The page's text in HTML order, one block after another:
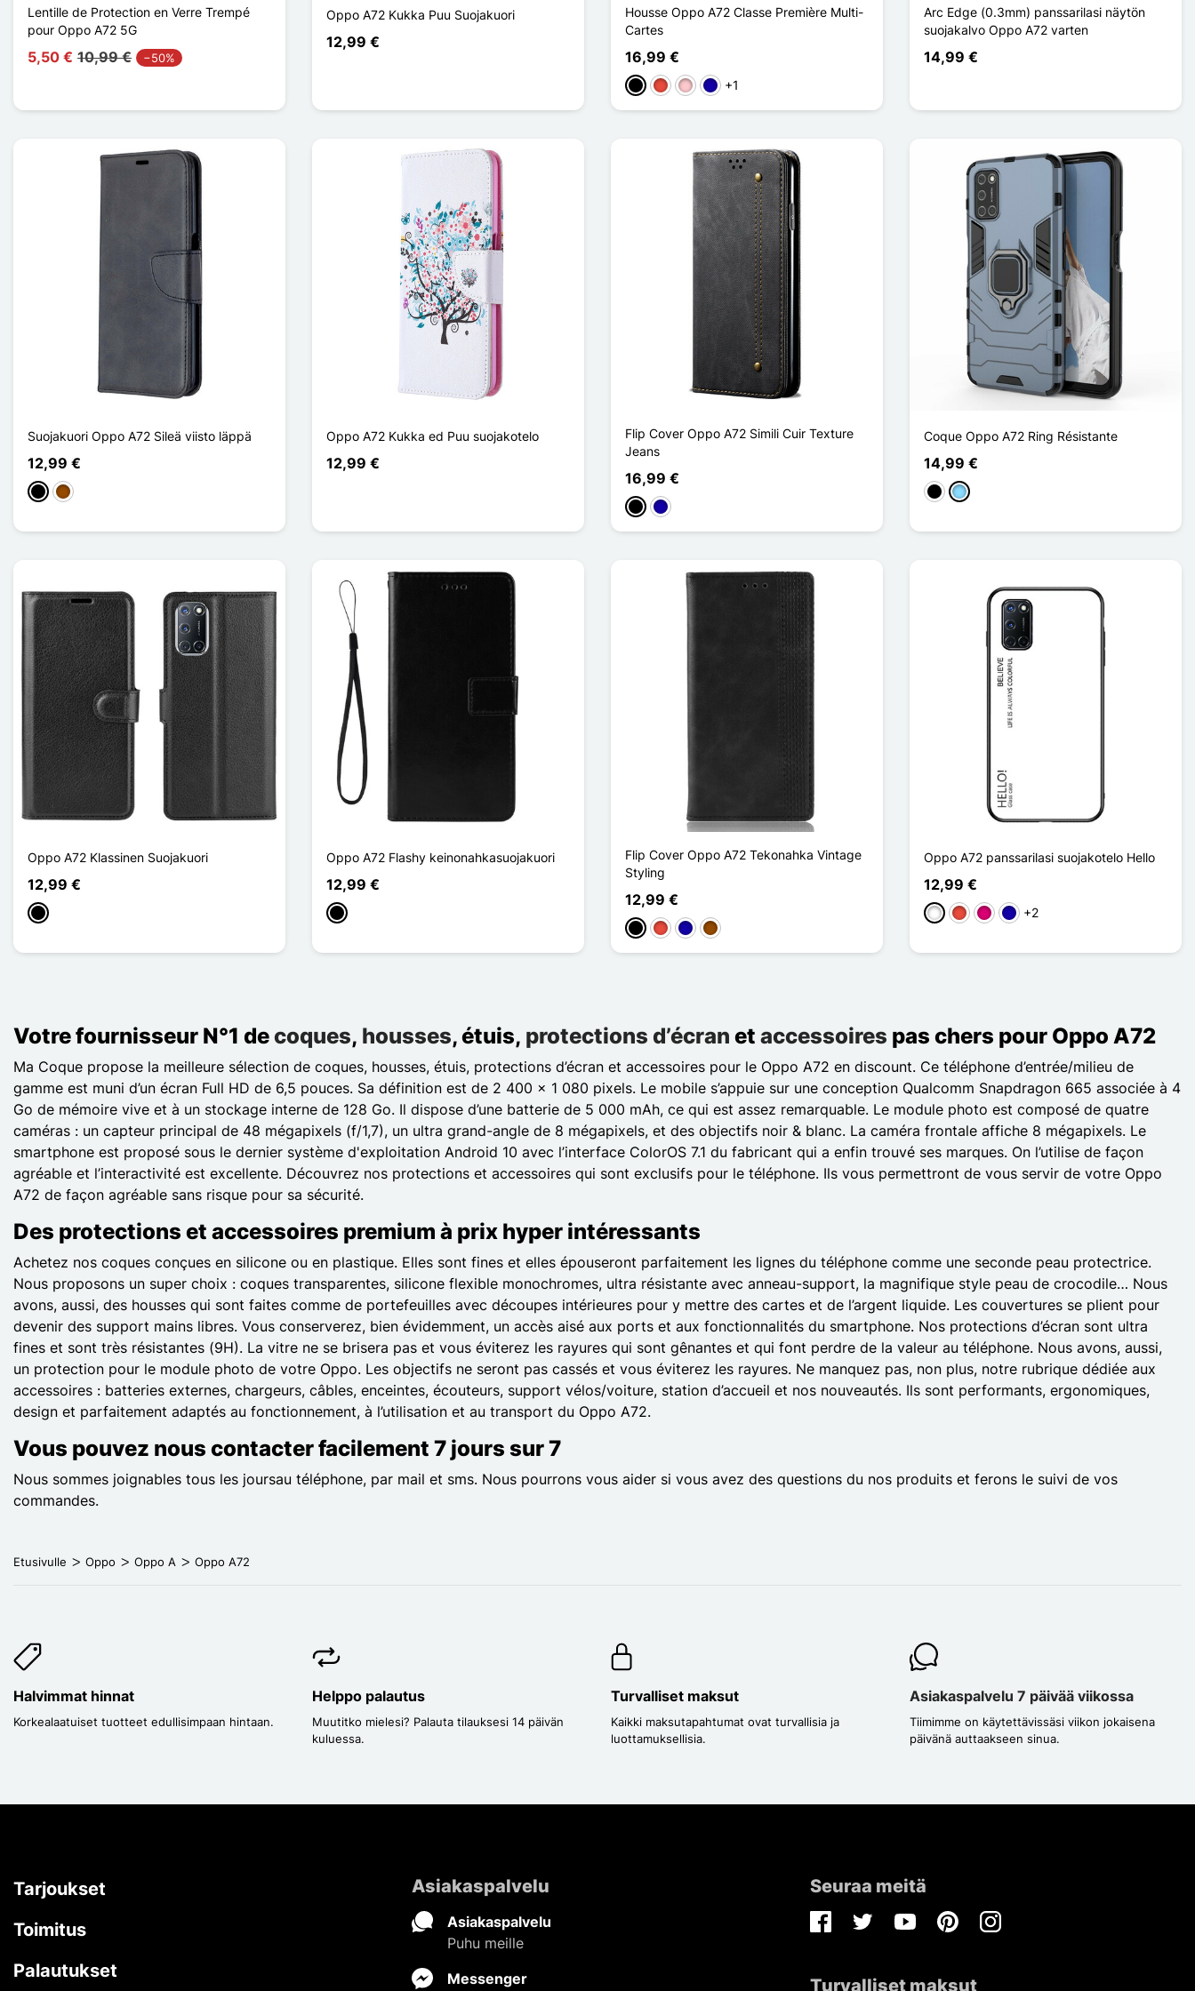
Lentille de Protection en Verre Trempé
pour Oppo A72 5G
5,50 € 10,99 € −50%
Oppo A72 Kukka Puu Suojakuori
12,99 €
Housse Oppo A72 Classe Première Multi-
Cartes
16,99 €
MustaPunainen
PinkkiBleu Foncé
+1
Arc Edge (0.3mm) panssarilasi näytön
suojakalvo Oppo A72 varten
14,99 €
Suojakuori Oppo A72 Sileä viisto läppä
12,99 €
MustaRuskea
Oppo A72 Kukka ed Puu suojakotelo
12,99 €
Flip Cover Oppo A72 Simili Cuir Texture
Jeans
16,99 €
MustaBleu Foncé
Coque Oppo A72 Ring Résistante
14,99 €
MustaBleu Clair
Oppo A72 Klassinen Suojakuori
12,99 €
Musta
Oppo A72 Flashy keinonahkasuojakuori
12,99 €
Musta
Flip Cover Oppo A72 Tekonahka Vintage
Styling
12,99 €
MustaPunainenBleu Foncé
Ruskea
Oppo A72 panssarilasi suojakotelo Hello
12,99 €
Valkoinen
Punainen
MagentaBleu Foncé
+2
Votre fournisseur N°1 decoques, housses, étuis, protections d’écran et accessoires pas chers pour Oppo A72
Ma Coque propose la meilleure sélection de coques, housses, étuis, protections d’écran et accessoires pour le Oppo A72 en discount. Ce téléphone d’entrée/milieu de
gamme est muni d’un écran Full HD de 6,5 pouces. Sa définition est de 2 400 x 1 080 pixels. Le mobile s’appuie sur une conception Qualcomm Snapdragon 665 associée à 4
Go de mémoire vive et à un stockage interne de 128 Go. Il dispose d’une batterie de 5 000 mAh, ce qui est assez remarquable. Le module photo est composé de quatre
caméras : un capteur principal de 48 mégapixels (f/1,7), un ultra grand-angle de 8 mégapixels, et des objectifs noir & blanc. La caméra frontale affiche 8 mégapixels. Le
smartphone est proposé sous le dernier système d'exploitation Android 10 avec l’interface ColorOS 7.1 du fabricant qui a enfin trouvé ses marques. On l’utilise de façon
agréable et l’interactivité est excellente. Découvrez nos protections et accessoires qui sont exclusifs pour le téléphone. Ils vous permettront de vous servir de votre Oppo
A72 de façon agréable sans risque pour sa sécurité.
Des protections et accessoires premium à prix hyper intéressants
Achetez nos coques conçues en silicone ou en plastique. Elles sont fines et elles épouseront parfaitement les lignes du téléphone comme une seconde peau protectrice.
Nous proposons un super choix : coques transparentes, silicone flexible monochromes, ultra résistante avec anneau-support, la magnifique style peau de crocodile… Nous
avons, aussi, des housses qui sont faites comme de portefeuilles avec découpes intérieures pour y mettre des cartes et de l’argent liquide. Les couvertures se plient pour
devenir des support mains libres. Vous conserverez, bien évidemment, un accès aisé aux ports et aux fonctionnalités du smartphone. Nos protections d’écran sont ultra
fines et sont très résistantes (9H). La vitre ne se brisera pas et vous éviterez les rayures qui sont gênantes et qui font perdre de la valeur au téléphone. Nous avons, aussi,
un protection pour le module photo de votre Oppo. Les objectifs ne seront pas cassés et vous éviterez les rayures. Ne manquez pas, non plus, notre rubrique dédiée aux
accessoires : batteries externes, chargeurs, câbles, enceintes, écouteurs, support vélos/voiture, station d’accueil et nos nouveautés. Ils sont performants, ergonomiques,
design et parfaitement adaptés au fonctionnement, à l’utilisation et au transport du Oppo A72.
Vous pouvez nous contacter facilement 7 jours sur 7
Nous sommes joignables tous les joursau téléphone, par mail et sms. Nous pourrons vous aider si vous avez des questions du nos produits et ferons le suivi de vos
commandes.
Etusivulle Oppo Oppo A Oppo A72
Halvimmat hinnat
Korkealaatuiset tuotteet edullisimpaan hintaan.
Helppo palautus
Muutitko mielesi? Palauta tilauksesi 14 päivän
kuluessa.
Turvalliset maksut
Kaikki maksutapahtumat ovat turvallisia ja
luottamuksellisia.
Asiakaspalvelu 7 päivää viikossa
Tiimimme on käytettävissäsi viikon jokaisena
päivänä auttaakseen sinua.
Tarjoukset
Toimitus
Palautukset
Asiakaspalvelu
Asiakaspalvelu
Puhu meille
Messenger
Seuraa meitä
FacebookTwitterYoutubePinterestInstagram
Turvalliset maksut